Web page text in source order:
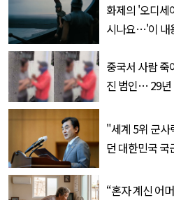
(+사진)
화제의 '오디세
시나요…'이 내
중국서 사람 죽
진 범인… 29년
"세계 5위 군사
던 대한민국 국
“혼자 계신 어